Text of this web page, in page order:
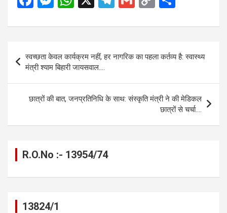
ce
o
o
k
se
g
er
at
s
A
p
p
e
gr
a
m
ail py
n
k
ar
e
navigation
स्वच्छता केवल कार्यक्रम नहीं, हर नागरिक का पहला कर्तव्य है: स्वास्थ्य
मंत्री श्याम बिहारी जायसवाल….
छात्रों की बात, जनप्रतिनिधि के साथ: संस्कृति मंत्री ने की मेडिकल
छात्रों से चर्चा….
R.O.No :- 13954/74
13824/1